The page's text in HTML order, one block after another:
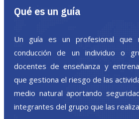
Qué es un guía
Un guía es un profesional que
conducción de un individuo o
docentes de enseñanza y
que gestiona el riesgo de las
medio natural aportando
integrantes del grupo que las